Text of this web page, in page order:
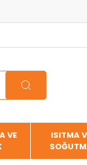
VE
ISITMA